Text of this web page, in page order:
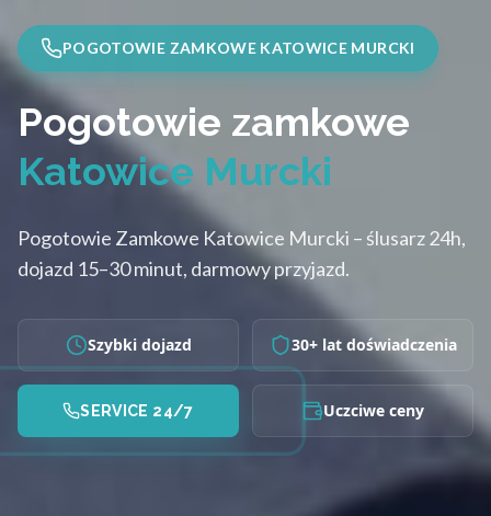
POGOTOWIE ZAMKOWE KATOWICE MURCKI
Pogotowie zamkowe
Katowice Murcki
Pogotowie Zamkowe Katowice Murcki – ślusarz 24h,
dojazd 15–30 minut, darmowy przyjazd.
Szybki dojazd 30+ lat doświadczenia
SERVICE 24/7 Uczciwe ceny